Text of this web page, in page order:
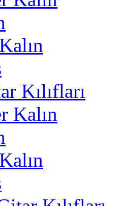
Kılıfları
Kalın